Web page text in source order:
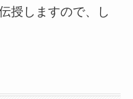
授しますので、し